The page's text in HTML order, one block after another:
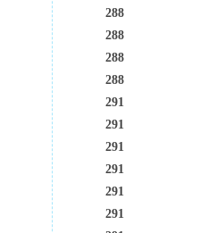
288
288
288
288
291
291
291
291
291
291